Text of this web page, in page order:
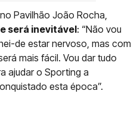
Pavilhão João Rocha,
será inevitável: “Não vou
de estar nervoso, mas com
mais fácil. Vou dar tudo
ajudar o Sporting a
esta época”.